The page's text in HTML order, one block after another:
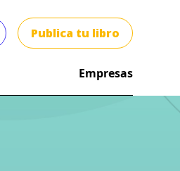
Publica tu libro
Empresas